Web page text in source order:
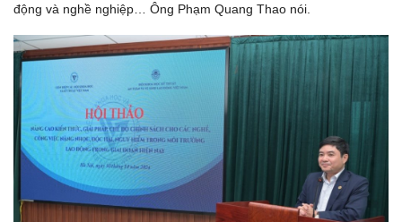
động và nghề nghiệp… Ông Phạm Quang Thao nói.